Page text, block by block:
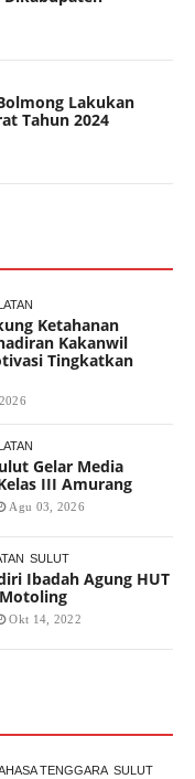
Lakukan
Tahun 2024
Ketahanan
Kakanwil
Tingkatkan
Gelar Media
III Amurang
Agu 03, 2026
SULUT
Ibadah Agung HUT
Okt 14, 2022
TENGGARA SULUT